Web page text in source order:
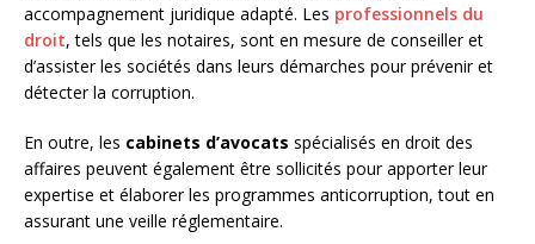
accompagnement juridique adapté. Les professionnels du
droit, tels que les notaires, sont en mesure de conseiller et
d’assister les sociétés dans leurs démarches pour prévenir et
détecter la corruption.
En outre, les cabinets d’avocats spécialisés en droit des
affaires peuvent également être sollicités pour apporter leur
expertise et élaborer les programmes anticorruption, tout en
assurant une veille réglementaire.